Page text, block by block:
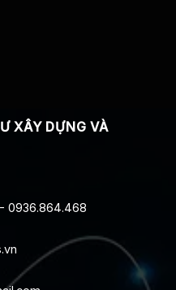
XÂY DỰNG VÀ
- 0936.864.468